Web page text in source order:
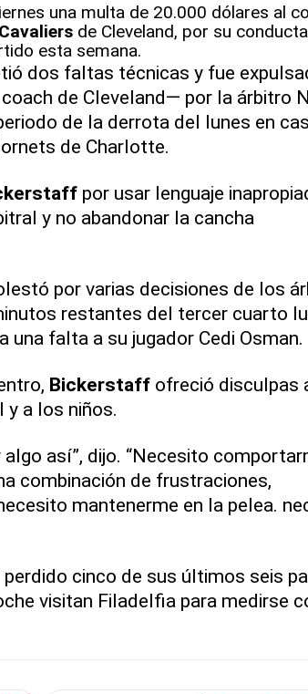
una multa de 20.000 dólares al
Cavaliersde Cleveland, por su
esta semana.
dos faltas técnicas y fue
de Cleveland— por la árbitro
de la derrota del lunes en
de Charlotte.
por usar lenguaje
y no abandonar la cancha
por varias decisiones de los
restantes del tercer cuarto
una falta a su jugador Cedi Osman.
Bickerstaffofreció disculpas
y a los niños.
algo así”, dijo. “Necesito
combinación de frustraciones,
mantenerme en la pelea.
perdido cinco de sus últimos seis
visitan Filadelfia para medirse